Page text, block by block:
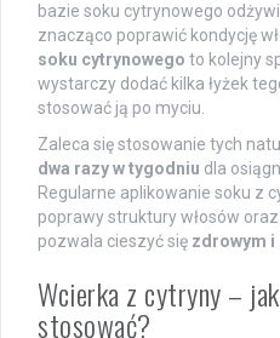
bazie soku cytrynowego
znacząco poprawić kondycję
soku cytrynowego to kolejny
wystarczy dodać kilka łyżek
stosować ją po myciu.
Zaleca się stosowanie tych
dwa razy w tygodniu dla
Regularne aplikowanie soku z
poprawy struktury włosów
pozwala cieszyć się zdrowym i
Wcierka z cytryny –
stosować?